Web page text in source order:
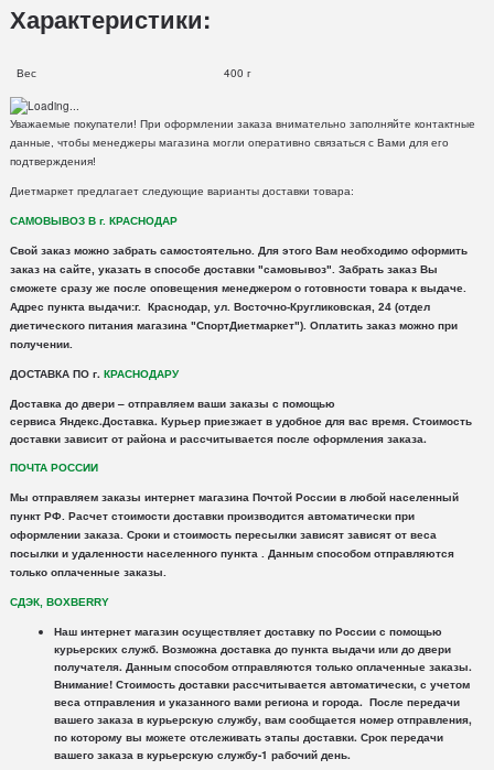
Характеристики:
Вес 400 г
Уважаемые покупатели! При оформлении заказа внимательно заполняйте контактные
данные, чтобы менеджеры магазина могли оперативно связаться с Вами для его
подтверждения!
Диетмаркет предлагает следующие варианты доставки товара:
САМОВЫВОЗ В г. КРАСНОДАР
Свой заказ можно забрать самостоятельно. Для этого Вам необходимо оформить
заказ на сайте, указать в способе доставки "самовывоз". Забрать заказ Вы
сможете сразу же после оповещения менеджером о готовности товара к выдаче.
Адрес пункта выдачи:г. Краснодар, ул. Восточно-Кругликовская, 24 (отдел
диетического питания магазина "СпортДиетмаркет"). Оплатить заказ можно при
получении.
ДОСТАВКА ПО г.КРАСНОДАРУ
Доставкадо двери – отправляем ваши заказы с помощью
сервиса Яндекс.Доставка. Курьер приезжает в удобное для вас время. Стоимость
доставки зависит от района и рассчитывается после оформления заказа.
ПОЧТА РОССИИ
Мы отправляем заказы интернет магазина Почтой России в любой населенный
пункт РФ. Расчет стоимости доставки производится автоматически при
оформлении заказа. Сроки и стоимость пересылки зависят зависят от веса
посылки и удаленности населенного пункта . Данным способом отправляются
только оплаченные заказы.
СДЭК, BOXBERRY
Наш интернет магазин осуществляет доставку по России с помощью
курьерских служб. Возможна доставка до пункта выдачи или до двери
получателя. Данным способом отправляются только оплаченные заказы.
Внимание!Стоимость доставки рассчитывается автоматически, с учетом
веса отправления и указанного вами региона и города. После передачи
вашего заказа в курьерскую службу, вам сообщается номер отправления,
по которому вы можете отслеживать этапы доставки. Срок передачи
вашего заказа в курьерскую службу-1 рабочий день.